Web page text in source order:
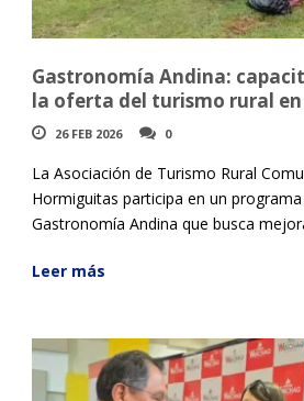
Gastronomía Andina:
la oferta del turismo rural en
26 FEB 2026 0
La Asociación de Turismo Rural
Hormiguitas participa en un
Gastronomía Andina que busca
Leer más